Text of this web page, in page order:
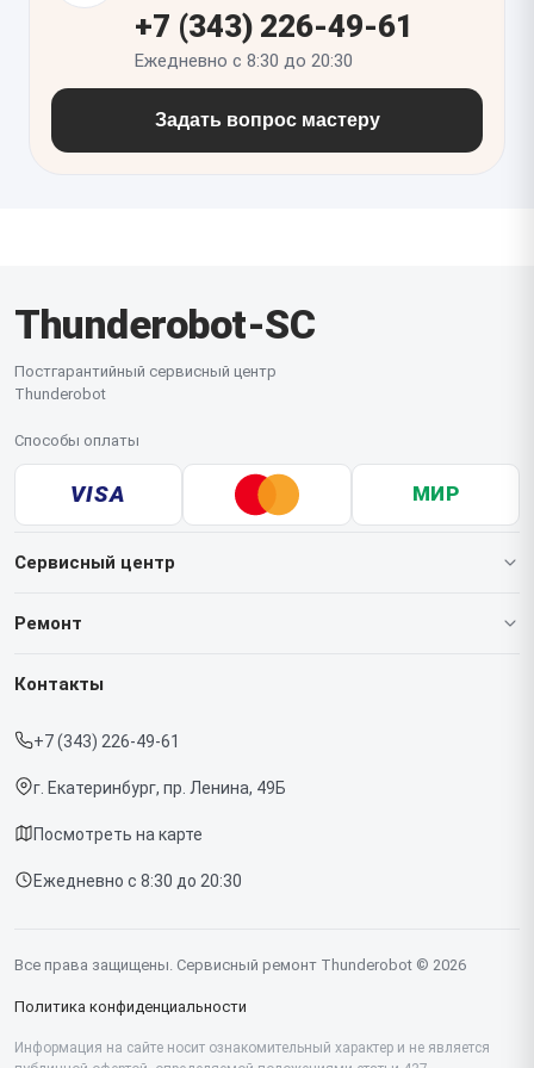
чтобы исключить скрытые несовместимости.
+7 (343) 226-49-61
Ежедневно с 8:30 до 20:30
Задать вопрос мастеру
Thunderobot-SC
Постгарантийный сервисный центр
Thunderobot
Способы оплаты
VISA МИР
Сервисный центр
О нашем сервисе
Срочный ремонт
Доставка и способы оплаты
Диагностика
Контакты
Ремонт
Ноутбуков
Контакты
+7 (343) 226-49-61
г. Екатеринбург, пр. Ленина, 49Б
Посмотреть на карте
Ежедневно с 8:30 до 20:30
Все права защищены. Сервисный ремонт Thunderobot © 2026
Политика конфиденциальности
Информация на сайте носит ознакомительный характер и не является